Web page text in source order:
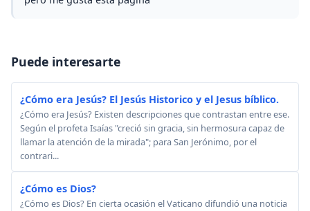
Puede interesarte
¿Cómo era Jesús? El Jesús Historico y el Jesus bíblico.
¿Cómo era Jesús? Existen descripciones que contrastan entre ese.
Según el profeta Isaías "creció sin gracia, sin hermosura capaz de
llamar la atención de la mirada"; para San Jerónimo, por el
contrari...
¿Cómo es Dios?
¿Cómo es Dios? En cierta ocasión el Vaticano difundió una noticia